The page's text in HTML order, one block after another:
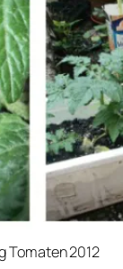
Tomaten 2012